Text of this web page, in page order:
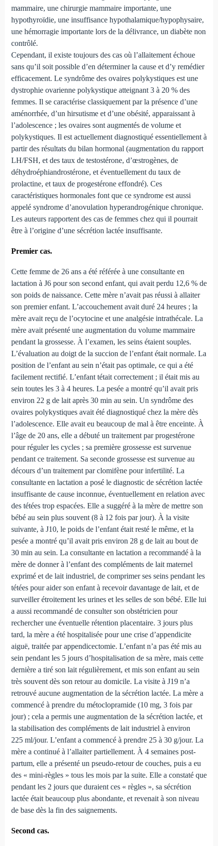
mammaire, une chirurgie mammaire importante, une
hypothyroïdie, une insuffisance hypothalamique/hypophysaire,
une hémorragie importante lors de la délivrance, un diabète non
contrôlé.
Cependant, il existe toujours des cas où l’allaitement échoue
sans qu’il soit possible d’en déterminer la cause et d’y remédier
efficacement. Le syndrôme des ovaires polykystiques est une
dystrophie ovarienne polykystique atteignant 3 à 20 % des
femmes. Il se caractérise classiquement par la présence d’une
aménorrhée, d’un hirsutisme et d’une obésité, apparaissant à
l’adolescence ; les ovaires sont augmentés de volume et
polykystiques. Il est actuellement diagnostiqué essentiellement à
partir des résultats du bilan hormonal (augmentation du rapport
LH/FSH, et des taux de testostérone, d’œstrogènes, de
déhydroéphiandrostérone, et éventuellement du taux de
prolactine, et taux de progestérone effondré). Ces
caractéristiques hormonales font que ce syndrome est aussi
appelé syndrome d’anovulation hyperandrogénique chronique.
Les auteurs rapportent des cas de femmes chez qui il pourrait
être à l’origine d’une sécrétion lactée insuffisante.
Premier cas.
Cette femme de 26 ans a été référée à une consultante en
lactation à J6 pour son second enfant, qui avait perdu 12,6 % de
son poids de naissance. Cette mère n’avait pas réussi à allaiter
son premier enfant. L’accouchement avait duré 24 heures ; la
mère avait reçu de l’ocytocine et une analgésie intrathécale. La
mère avait présenté une augmentation du volume mammaire
pendant la grossesse. À l’examen, les seins étaient souples.
L’évaluation au doigt de la succion de l’enfant était normale. La
position de l’enfant au sein n’était pas optimale, ce qui a été
facilement rectifié. L’enfant tétait correctement ; il était mis au
sein toutes les 3 à 4 heures. La pesée a montré qu’il avait pris
environ 22 g de lait après 30 min au sein. Un syndrôme des
ovaires polykystiques avait été diagnostiqué chez la mère dès
l’adolescence. Elle avait eu beaucoup de mal à être enceinte. À
l’âge de 20 ans, elle a débuté un traitement par progestérone
pour réguler les cycles ; sa première grossesse est survenue
pendant ce traitement. Sa seconde grossesse est survenue au
décours d’un traitement par clomifène pour infertilité. La
consultante en lactation a posé le diagnostic de sécrétion lactée
insuffisante de cause inconnue, éventuellement en relation avec
des tétées trop espacées. Elle a suggéré à la mère de mettre son
bébé au sein plus souvent (8 à 12 fois par jour). À la visite
suivante, à J10, le poids de l’enfant était resté le même, et la
pesée a montré qu’il avait pris environ 28 g de lait au bout de
30 min au sein. La consultante en lactation a recommandé à la
mère de donner à l’enfant des compléments de lait maternel
exprimé et de lait industriel, de comprimer ses seins pendant les
tétées pour aider son enfant à recevoir davantage de lait, et de
surveiller étroitement les urines et les selles de son bébé. Elle lui
a aussi recommandé de consulter son obstétricien pour
rechercher une éventuelle rétention placentaire. 3 jours plus
tard, la mère a été hospitalisée pour une crise d’appendicite
aiguë, traitée par appendicectomie. L’enfant n’a pas été mis au
sein pendant les 5 jours d’hospitalisation de sa mère, mais cette
dernière a tiré son lait régulièrement, et mis son enfant au sein
très souvent dès son retour au domicile. La visite à J19 n’a
retrouvé aucune augmentation de la sécrétion lactée. La mère a
commencé à prendre du métoclopramide (10 mg, 3 fois par
jour) ; cela a permis une augmentation de la sécrétion lactée, et
la stabilisation des compléments de lait industriel à environ
225 ml/jour. L’enfant a commencé à prendre 25 à 30 g/jour. La
mère a continué à l’allaiter partiellement. À 4 semaines post-
partum, elle a présenté un pseudo-retour de couches, puis a eu
des « mini-règles » tous les mois par la suite. Elle a constaté que
pendant les 2 jours que duraient ces « règles », sa sécrétion
lactée était beaucoup plus abondante, et revenait à son niveau
de base dès la fin des saignements.
Second cas.